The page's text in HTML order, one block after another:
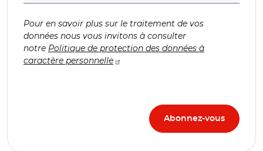
Pour en savoir plus sur le traitement de vos
données nous vous invitons à consulter
notre Politique de protection des données à
caractère personnelle